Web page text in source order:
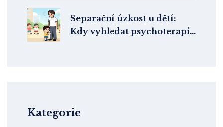
Separační úzkost u dětí:
Kdy vyhledat psychoterapii
Kategorie